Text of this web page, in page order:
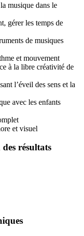
musique dans le
gérer les temps de
de musiques
et mouvement
à la libre créativité de
l’éveil des sens et la
avec les enfants
et visuel
résultats